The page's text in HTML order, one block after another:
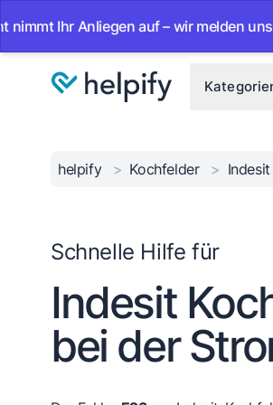
Ihr Anliegen auf – wir melden uns mit
helpify > Kochfelder > Indesit
Schnelle Hilfe für
Indesit
bei der